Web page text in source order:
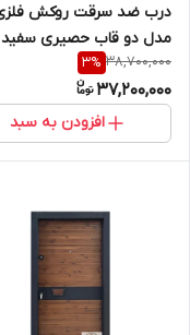
درب ضد سرقت روکش
مدل دو قاب حصیری سفید
38,700,000
3%
37,200,000
افزودن به سبد